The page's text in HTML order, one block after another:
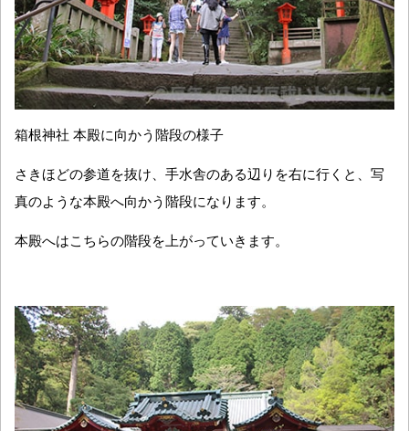
箱根神社 本殿に向かう階段の様子
さきほどの参道を抜け、手水舎のある辺りを右に行くと、写
真のような本殿へ向かう階段になります。
本殿へはこちらの階段を上がっていきます。